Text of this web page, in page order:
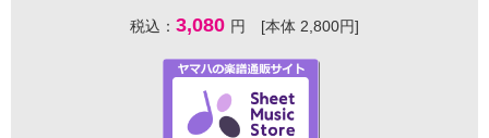
税込： 3,080 円 [本体 2,800円]